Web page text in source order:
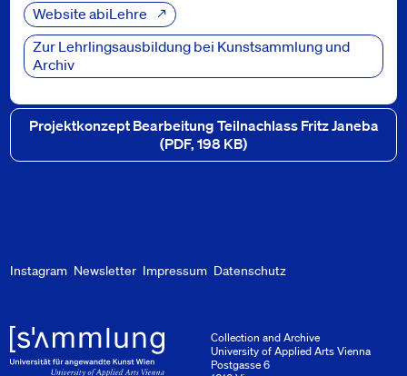
news_section_links
Website abiLehre
Zur Lehrlingsausbildung bei Kunstsammlung und
Archiv
news_section_downloads
Projektkonzept Bearbeitung Teilnachlass Fritz Janeba
(PDF, 198 KB)
Collection and Archive
University of Applied Arts Vienna
Postgasse 6
Instagram Newsletter Impressum Datenschutz